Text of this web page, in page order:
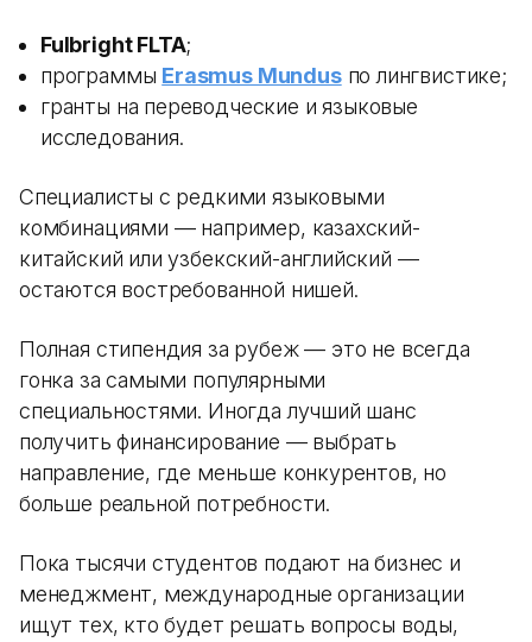
Fulbright FLTA;
программы Erasmus Mundusпо лингвистике;
гранты на переводческие и языковые
исследования.
Специалисты с редкими языковыми
комбинациями — например, казахский-
китайский или узбекский-английский —
остаются востребованной нишей.
Полная стипендия за рубеж — это не всегда
гонка за самыми популярными
специальностями. Иногда лучший шанс
получить финансирование — выбрать
направление, где меньше конкурентов, но
больше реальной потребности.
Пока тысячи студентов подают на бизнес и
менеджмент, международные организации
ищут тех, кто будет решать вопросы воды,